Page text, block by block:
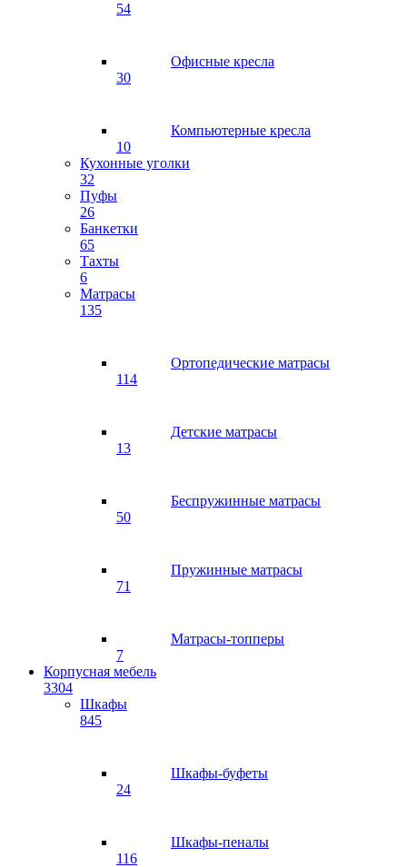
54
Офисные кресла
30
Компьютерные кресла
10
Кухонные уголки
32
Пуфы
26
Банкетки
65
Тахты
6
Матрасы
135
Ортопедические матрасы
114
Детские матрасы
13
Беспружинные матрасы
50
Пружинные матрасы
71
Матрасы-топперы
7
Корпусная мебель
3304
Шкафы
845
Шкафы-буфеты
24
Шкафы-пеналы
116